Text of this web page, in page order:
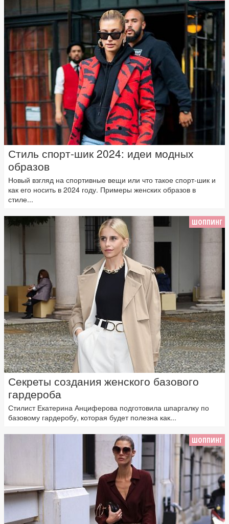
Стиль спорт-шик 2024: идеи модных
образов
Новый взгляд на спортивные вещи или что такое спорт-шик и
как его носить в 2024 году. Примеры женских образов в
стиле...
ШОППИНГ
Секреты создания женского базового
гардероба
Стилист Екатерина Анциферова подготовила шпаргалку по
базовому гардеробу, которая будет полезна как...
ШОППИНГ